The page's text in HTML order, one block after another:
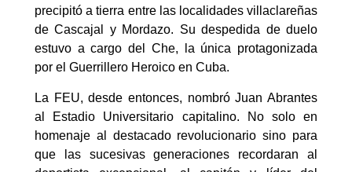
precipitó a tierra entre las localidades villaclareñas
de Cascajal y Mordazo. Su despedida de duelo
estuvo a cargo del Che, la única protagonizada
por el Guerrillero Heroico en Cuba.
La FEU, desde entonces, nombró Juan Abrantes
al Estadio Universitario capitalino. No solo en
homenaje al destacado revolucionario sino para
que las sucesivas generaciones recordaran al